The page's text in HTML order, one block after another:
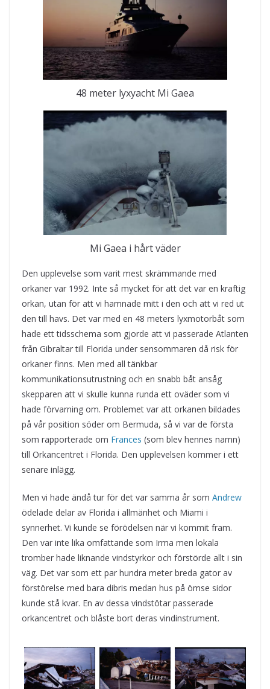
48 meter lyxyacht Mi Gaea
Mi Gaea i hårt väder
Den upplevelse som varit mest skrämmande med
orkaner var 1992. Inte så mycket för att det var en kraftig
orkan, utan för att vi hamnade mitt i den och att vi red ut
den till havs. Det var med en 48 meters lyxmotorbåt som
hade ett tidsschema som gjorde att vi passerade Atlanten
från Gibraltar till Florida under sensommaren då risk för
orkaner finns. Men med all tänkbar
kommunikationsutrustning och en snabb båt ansåg
skepparen att vi skulle kunna runda ett oväder som vi
hade förvarning om. Problemet var att orkanen bildades
på vår position söder om Bermuda, så vi var de första
som rapporterade om Frances (som blev hennes namn)
till Orkancentret i Florida. Den upplevelsen kommer i ett
senare inlägg.
Men vi hade ändå tur för det var samma år som Andrew
ödelade delar av Florida i allmänhet och Miami i
synnerhet. Vi kunde se förödelsen när vi kommit fram.
Den var inte lika omfattande som Irma men lokala
tromber hade liknande vindstyrkor och förstörde allt i sin
väg. Det var som ett par hundra meter breda gator av
förstörelse med bara dibris medan hus på ömse sidor
kunde stå kvar. En av dessa vindstötar passerade
orkancentret och blåste bort deras vindinstrument.